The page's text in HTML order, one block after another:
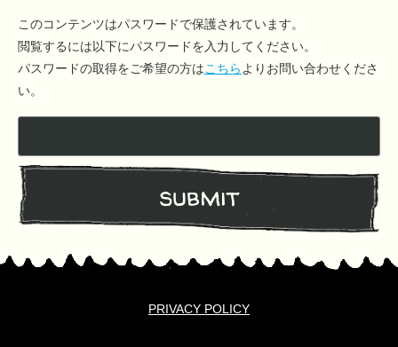
このコンテンツはパスワードで保護されています。
閲覧するには以下にパスワードを入力してください。
パスワードの取得をご希望の方はこちらよりお問い合わせくださ
い。
submit
PRIVACY POLICY